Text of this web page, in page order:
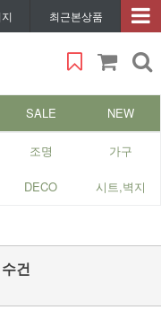
최근본상품
SALE NEW
조명 가구
DECO 시트,벽지
건